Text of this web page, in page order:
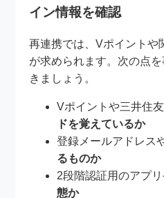
イン情報を確認
再連携では、Vポイントや
が求められます。次の点
きましょう。
Vポイントや三井住
ドを覚えているか
登録メールアドレス
るものか
2段階認証用のアプ
態か